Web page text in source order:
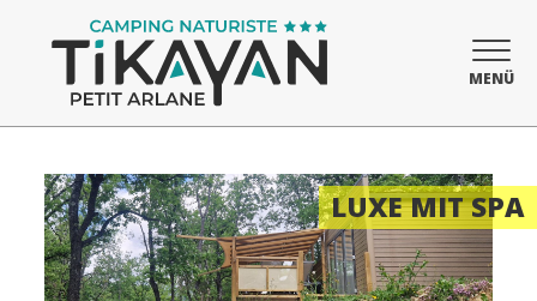
MENÜ
LUXE MIT SPA